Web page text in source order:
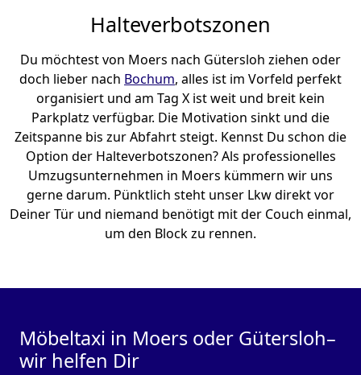
Halteverbotszonen
Du möchtest von Moers nach Gütersloh ziehen oder
doch lieber nach Bochum, alles ist im Vorfeld perfekt
organisiert und am Tag X ist weit und breit kein
Parkplatz verfügbar. Die Motivation sinkt und die
Zeitspanne bis zur Abfahrt steigt. Kennst Du schon die
Option der Halteverbotszonen? Als professionelles
Umzugsunternehmen in Moers kümmern wir uns
gerne darum. Pünktlich steht unser Lkw direkt vor
Deiner Tür und niemand benötigt mit der Couch einmal,
um den Block zu rennen.
Möbeltaxi in Moers oder Gütersloh–
wir helfen Dir